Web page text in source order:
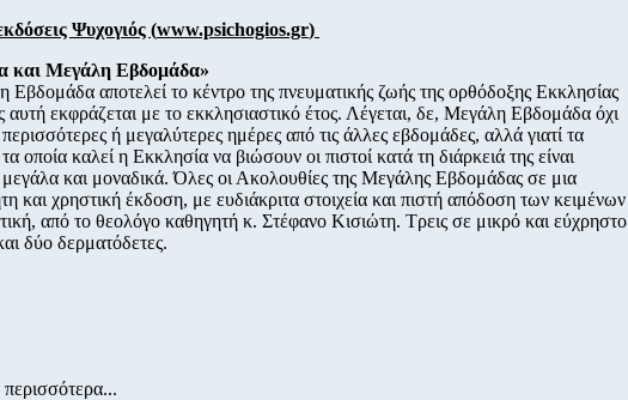
Ψυχογιός (www.psichogios.gr)
και Μεγάλη Εβδομάδα»
αποτελεί το κέντρο της πνευματικής ζωής της ορθόδοξης Εκκλησίας
αυτή εκφράζεται με το εκκλησιαστικό έτος. Λέγεται, δε, Μεγάλη Εβδομάδα όχι
περισσότερες ή μεγαλύτερες ημέρες από τις άλλες εβδομάδες, αλλά γιατί τα
οποία καλεί η Εκκλησία να βιώσουν οι πιστοί κατά τη διάρκειά της είναι
μεγάλα και μοναδικά. Όλες οι Ακολουθίες της Μεγάλης Εβδομάδας σε μια
και χρηστική έκδοση, με ευδιάκριτα στοιχεία και πιστή απόδοση των κειμένων
από το θεολόγο καθηγητή κ. Στέφανο Κισιώτη. Τρεις σε μικρό και εύχρηστο
δύο δερματόδετες.
περισσότερα...